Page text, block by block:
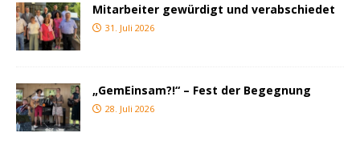
Mitarbeiter gewürdigt und verabschiedet
31. Juli 2026
„GemEinsam?!“ – Fest der Begegnung
28. Juli 2026